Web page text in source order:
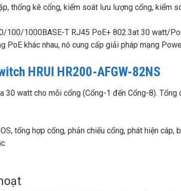
thống kê cổng, kiểm soát lưu lượng cổng, kiểm
100/1000BASE-T RJ45 PoE+ 802.3at 30 watt/
khác nhau, nó cung cấp giải pháp mạng
HRUI HR200-AFGW-82NS
watt cho mỗi cổng (Cổng-1 đến Cổng-8). Tổng
tổng hợp cổng, phản chiếu cổng, phát hiện cáp,